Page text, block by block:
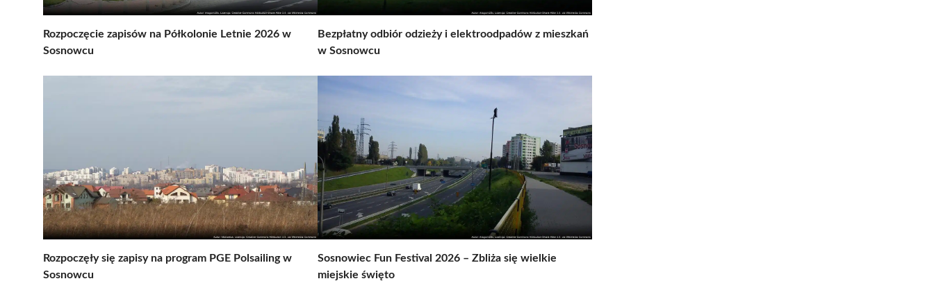
Rozpoczęcie zapisów na Półkolonie Letnie 2026 w
Sosnowcu
Bezpłatny odbiór odzieży i elektroodpadów z mieszkań
w Sosnowcu
Rozpoczęły się zapisy na program PGE Polsailing w
Sosnowcu
Sosnowiec Fun Festival 2026 – Zbliża się wielkie
miejskie święto